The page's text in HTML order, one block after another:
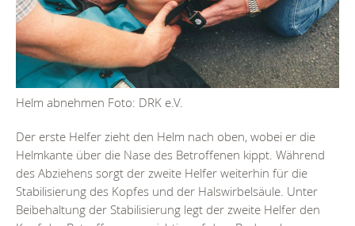
Helm abnehmen Foto: DRK e.V.
Der erste Helfer zieht den Helm nach oben, wobei er die
Helmkante über die Nase des Betroffenen kippt. Während
des Abziehens sorgt der zweite Helfer weiterhin für die
Stabilisierung des Kopfes und der Halswirbelsäule. Unter
Beibehaltung der Stabilisierung legt der zweite Helfer den